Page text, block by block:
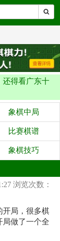
还得看广东十
象棋中局
比赛棋谱
象棋技巧
浏览次数：
开局，很多棋
局做了一个全